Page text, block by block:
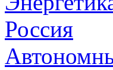
Россия